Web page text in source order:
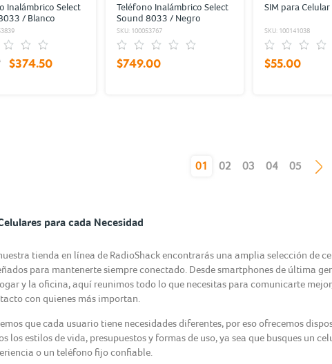
Inalámbrico Select
/ Blanco
$374.50
Teléfono Inalámbrico Select
Sound 8033 / Negro
SKU: 100053767
$749.00
SIM para Celular
SKU: 100141038
$55.00
01
(current)02 03 04 05
para cada Necesidad
tienda en línea de RadioShack encontrarás una amplia selección de
para mantenerte siempre conectado. Desde smartphones de última
y la oficina, aquí reunimos todo lo que necesitas para comunicarte
con quienes más importan.
que cada usuario tiene necesidades diferentes, por eso ofrecemos
los estilos de vida, presupuestos y formas de uso, ya sea que busques un
o un teléfono fijo confiable.